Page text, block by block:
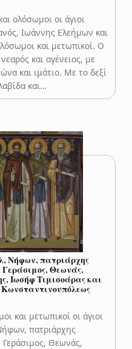
ολόσωμοι οι άγιοι
Ιωάννης Ελεήμων και
και μετωπικοί. Ο
και αγένειος, με
και ιμάτιο. Με το δεξί
και…
Νήφων, πατριάρχης
Θεωνάς,
Ιωσήφ Τιμισοάρας και
και μετωπικοί οι άγιοι
πατριάρχης
Θεωνάς,